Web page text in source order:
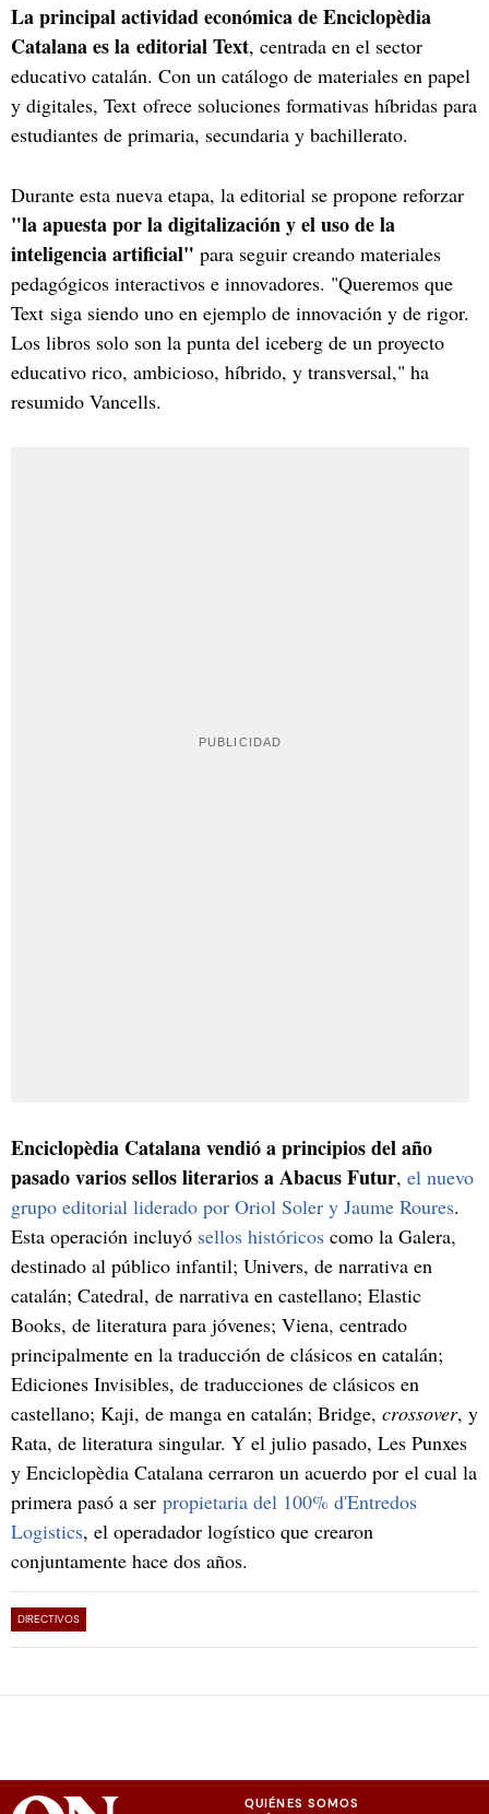
La principal actividad económica de Enciclopèdia
Catalana esla editorial Text, centrada en el sector
educativo catalán. Con un catálogo de materiales en papel
y digitales, Text ofrece soluciones formativas híbridas para
estudiantes de primaria, secundaria y bachillerato.
Durante esta nueva etapa, la editorial se propone reforzar
"la apuesta por la digitalización y el uso de la
inteligencia artificial" para seguir creando materiales
pedagógicos interactivos e innovadores. "Queremos que
Text siga siendo uno en ejemplo de innovación y de rigor.
Los libros solo son la punta del iceberg de un proyecto
educativo rico, ambicioso, híbrido, y transversal," ha
resumido Vancells.
Enciclopèdia Catalana vendió a principios del año
pasado varios sellos literarios a Abacus Futur, el nuevo
grupo editorial liderado por Oriol Soler y Jaume Roures.
Esta operación incluyó sellos históricos como la Galera,
destinado al público infantil; Univers, de narrativa en
catalán; Catedral, de narrativa en castellano; Elastic
Books, de literatura para jóvenes; Viena, centrado
principalmente en la traducción de clásicos en catalán;
Ediciones Invisibles, de traducciones de clásicos en
castellano; Kaji, de manga en catalán; Bridge, crossover, y
Rata, de literatura singular. Y el julio pasado, Les Punxes
y Enciclopèdia Catalana cerraron un acuerdo por el cual la
primera pasó a ser propietaria del 100% d'Entredos
Logistics, el operadador logístico que crearon
conjuntamente hace dos años.
DIRECTIVOS
QUIÉNES SOMOS